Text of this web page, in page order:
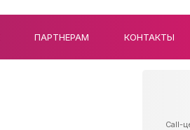
ПАРТНЕРАМ КОНТАКТЫ
Call-